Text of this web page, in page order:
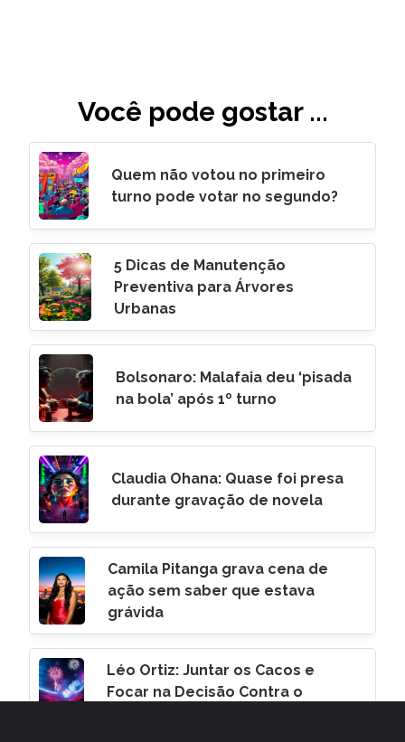
Você pode gostar ...
Quem não votou no primeiro
turno pode votar no segundo?
5 Dicas de Manutenção
Preventiva para Árvores
Urbanas
Bolsonaro: Malafaia deu ‘pisada
na bola’ após 1º turno
Claudia Ohana: Quase foi presa
durante gravação de novela
Camila Pitanga grava cena de
ação sem saber que estava
grávida
Léo Ortiz: Juntar os Cacos e
Focar na Decisão Contra o